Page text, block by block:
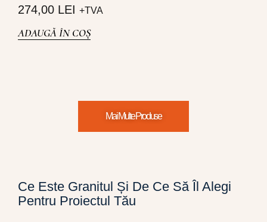
274,00 LEI +TVA
ADAUGĂ ÎN COȘ
Mai Multe Produse
Ce Este Granitul Și De Ce Să Îl Alegi
Pentru Proiectul Tău